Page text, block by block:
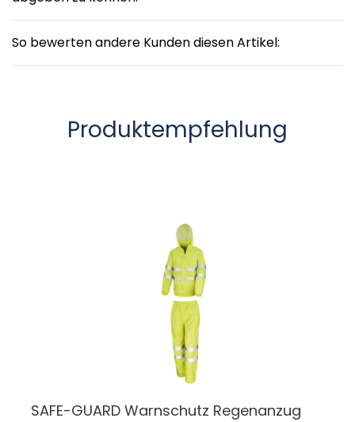
So bewerten andere Kunden diesen Artikel:
Produktempfehlung
SAFE-GUARD Warnschutz Regenanzug